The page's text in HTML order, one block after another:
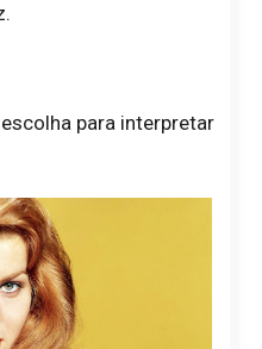
para interpretar